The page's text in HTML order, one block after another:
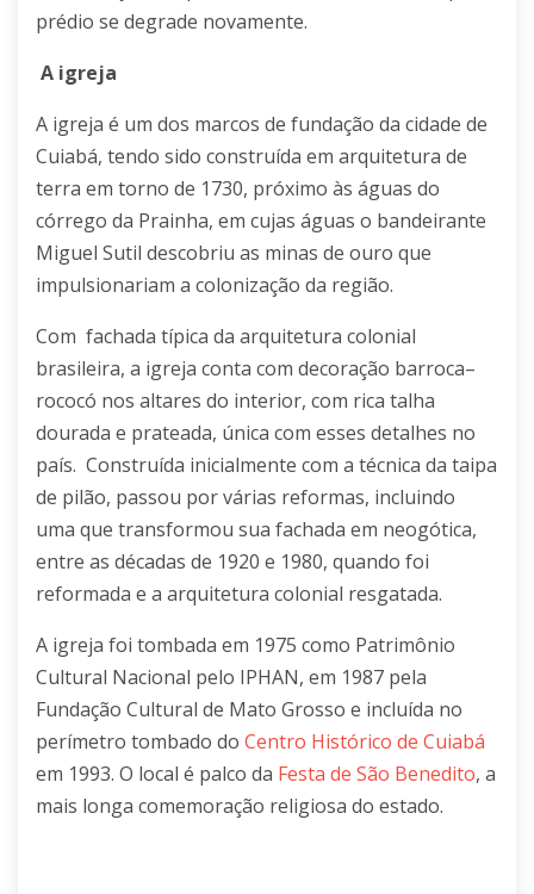
prédio se degrade novamente.
A igreja
A igreja é um dos marcos de fundação da cidade de
Cuiabá, tendo sido construída em arquitetura de
terra em torno de 1730, próximo às águas do
córrego da Prainha, em cujas águas o bandeirante
Miguel Sutil descobriu as minas de ouro que
impulsionariam a colonização da região.
Com fachada típica da arquitetura colonial
brasileira, a igreja conta com decoração barroca–
rococó nos altares do interior, com rica talha
dourada e prateada, única com esses detalhes no
país. Construída inicialmente com a técnica da taipa
de pilão, passou por várias reformas, incluindo
uma que transformou sua fachada em neogótica,
entre as décadas de 1920 e 1980, quando foi
reformada e a arquitetura colonial resgatada.
A igreja foi tombada em 1975 como Patrimônio
Cultural Nacional pelo IPHAN, em 1987 pela
Fundação Cultural de Mato Grosso e incluída no
perímetro tombado do Centro Histórico de Cuiabá
em 1993. O local é palco da Festa de São Benedito, a
mais longa comemoração religiosa do estado.